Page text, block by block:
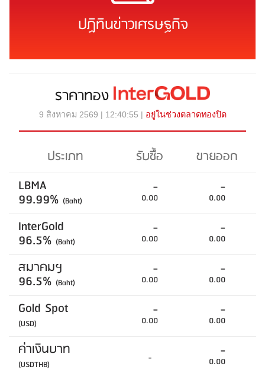
ปฏิทินข่าวเศรษฐกิจ
ราคาทอง
9 สิงหาคม 2569 | 12:40:55 | อยู่ในช่วงตลาดทองปิด
ประเภท รับซื้อ
ขายออก
LBMA
99.99% (Baht)
-
0.00
-
0.00
InterGold
96.5% (Baht)
-
0.00
-
0.00
สมาคมฯ
96.5% (Baht)
-
0.00
-
0.00
Gold Spot
(USD)
-
0.00
-
0.00
ค่าเงินบาท
(USDTHB) - -
0.00